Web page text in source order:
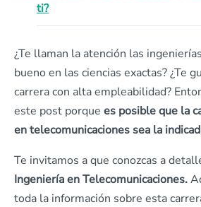
ti?
¿Te llaman la atención las
bueno en las ciencias exactas? ¿Te
carrera con alta empleabilidad?
este post porque es posible que la
en telecomunicaciones sea la
Te invitamos a que conozcas a
Ingeniería en Telecomunicaciones.
toda la información sobre esta